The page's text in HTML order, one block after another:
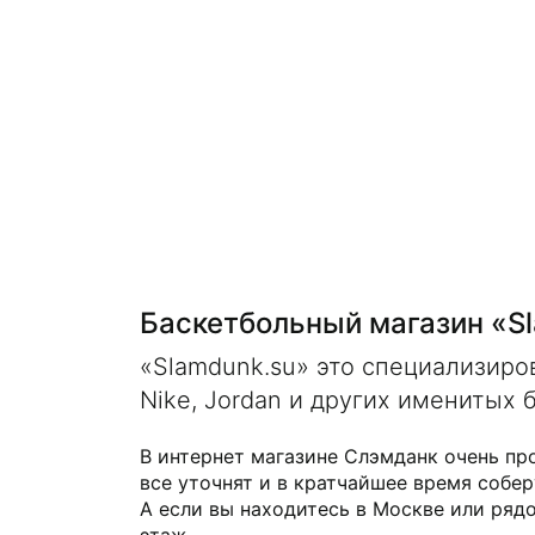
Баскетбольный магазин
«Slamdunk.su» это
Nike, Jordan и других именитых
В интернет магазине Слэмданк очень
все уточнят и в кратчайшее время
А если вы находитесь в Москве или